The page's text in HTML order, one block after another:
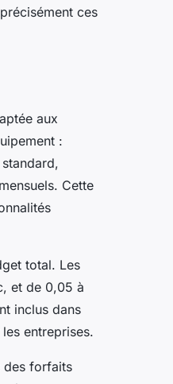
ces
aux
:
Cette
total. Les
et de 0,05 à
inclus dans
entreprises.
des forfaits